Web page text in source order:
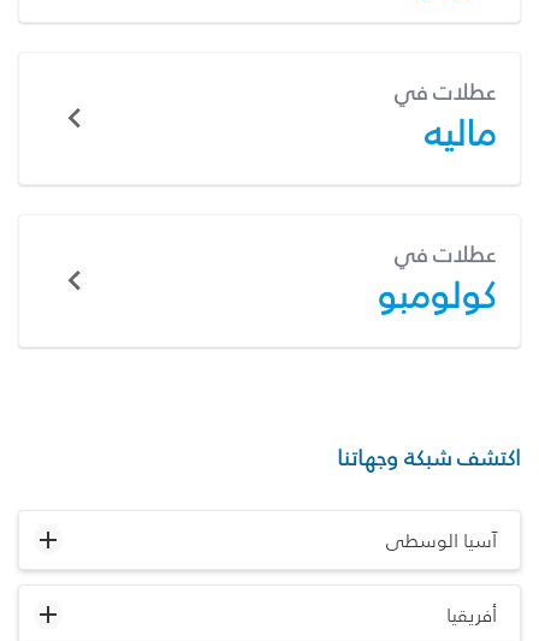
عطلات في
ماليه
عطلات في
كولومبو
اكتشف شبكة وجهاتنا
آسيا الوسطى
أفريقيا